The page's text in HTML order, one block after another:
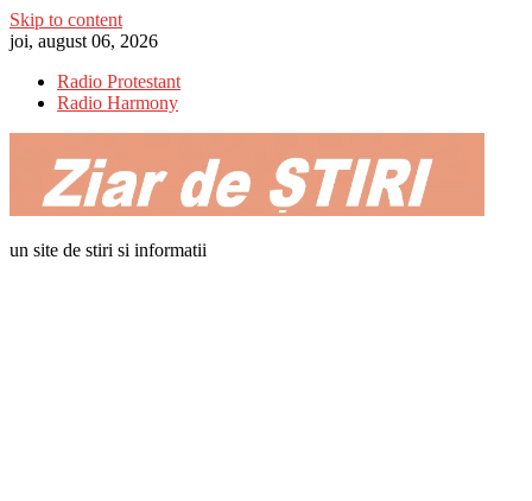
Skip to content
joi, august 06, 2026
Radio Protestant
Radio Harmony
un site de stiri si informatii